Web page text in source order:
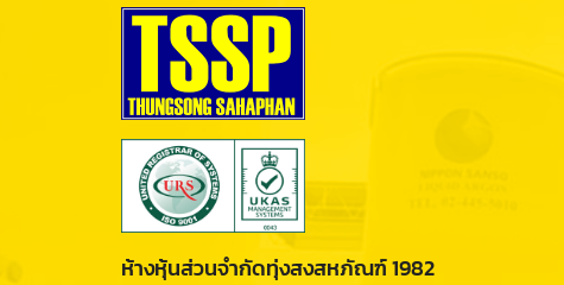
ห้างหุ้นส่วนจำกัดทุ่งสงสหภัณฑ์ 1982